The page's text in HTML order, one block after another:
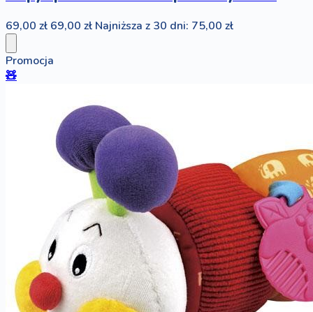
69,00 zł 69,00 zł Najniższa z 30 dni: 75,00 zł
Promocja
🧸